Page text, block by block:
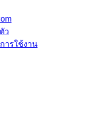
ว
ารใช้งาน